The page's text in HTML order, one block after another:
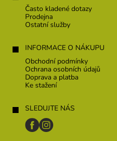
Často kladené dotazy
Prodejna
Ostatní služby
INFORMACE O NÁKUPU
Obchodní podmínky
Ochrana osobních údajů
Doprava a platba
Ke stažení
SLEDUJTE NÁS